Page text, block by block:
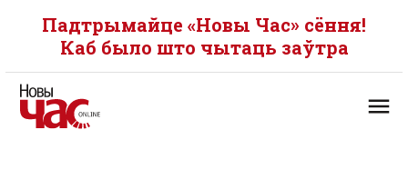
Падтрымайце «Новы Час» сёння!
Каб было што чытаць заўтра